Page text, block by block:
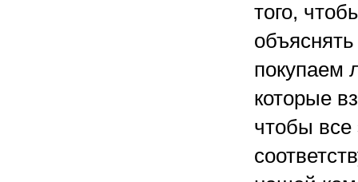
того,
покупаем
которые
чтобы